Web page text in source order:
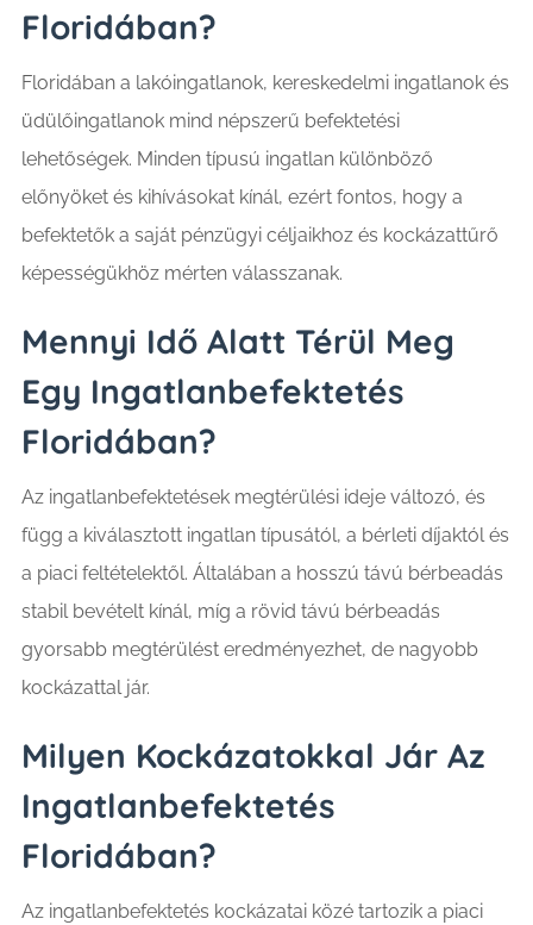
Floridában?
Floridában a lakóingatlanok, kereskedelmi ingatlanok és
üdülőingatlanok mind népszerű befektetési
lehetőségek. Minden típusú ingatlan különböző
előnyöket és kihívásokat kínál, ezért fontos, hogy a
befektetők a saját pénzügyi céljaikhoz és kockázattűrő
képességükhöz mérten válasszanak.
Mennyi Idő Alatt Térül Meg
Egy Ingatlanbefektetés
Floridában?
Az ingatlanbefektetések megtérülési ideje változó, és
függ a kiválasztott ingatlan típusától, a bérleti díjaktól és
a piaci feltételektől. Általában a hosszú távú bérbeadás
stabil bevételt kínál, míg a rövid távú bérbeadás
gyorsabb megtérülést eredményezhet, de nagyobb
kockázattal jár.
Milyen Kockázatokkal Jár Az
Ingatlanbefektetés
Floridában?
Az ingatlanbefektetés kockázatai közé tartozik a piaci